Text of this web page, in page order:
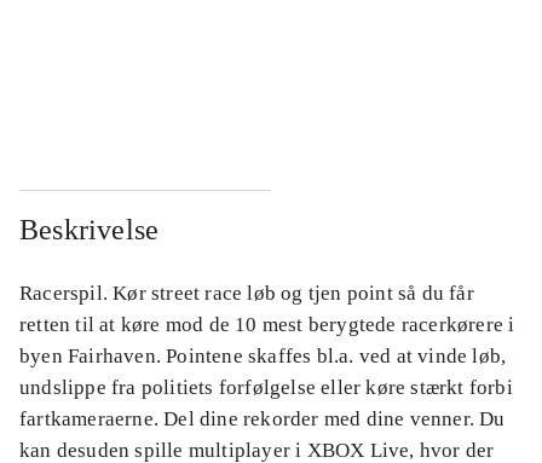
Beskrivelse
Racerspil. Kør street race løb og tjen point så du får
retten til at køre mod de 10 mest berygtede racerkørere i
byen Fairhaven. Pointene skaffes bl.a. ved at vinde løb,
undslippe fra politiets forfølgelse eller køre stærkt forbi
fartkameraerne. Del dine rekorder med dine venner. Du
kan desuden spille multiplayer i XBOX Live, hvor der